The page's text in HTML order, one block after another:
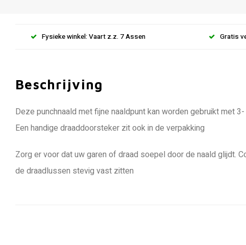
Fysieke winkel: Vaart z.z. 7 Assen Gratis
Beschrijving
Deze punchnaald met fijne naaldpunt kan worden gebruikt met
Een handige draaddoorsteker zit ook in de verpakking
Zorg er voor dat uw garen of draad soepel door de naald glijdt.
de draadlussen stevig vast zitten